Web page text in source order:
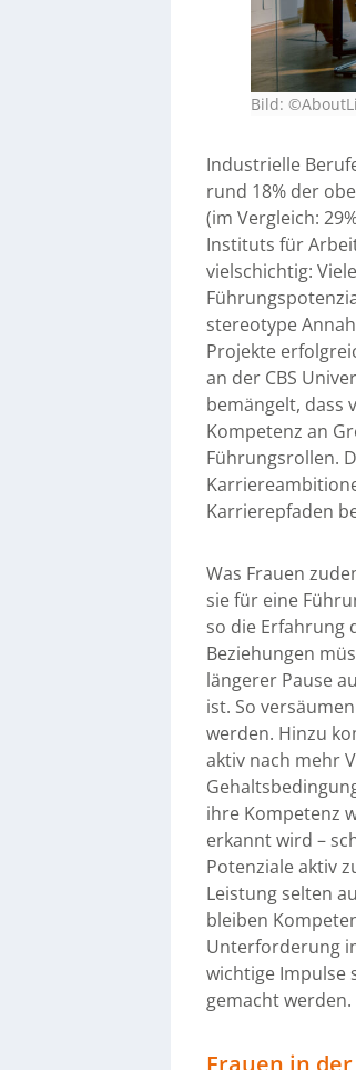
Bild:
Industrielle
rund 18% der
(im Vergleich:
Instituts für
vielschichtig:
stereotype
Projekte
an der CBS
bemängelt, dass
Kompetenz an
Führungsrollen.
Karrierepfaden
Was Frauen
sie für eine
so die Erfahrung
Beziehungen
längerer Pause
ist. So
werden. Hinzu
aktiv nach mehr
ihre Kompetenz
erkannt wird –
Potenziale aktiv
Leistung selten
bleiben
Unterforderung
wichtige Impulse
gemacht werden.
Frauen in